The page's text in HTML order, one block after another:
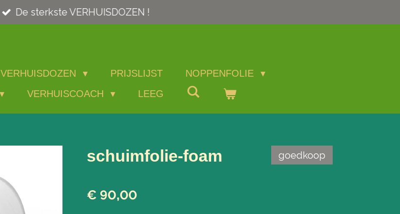
De sterkste VERHUISDOZEN !
VERHUISDOZEN PRIJSLIJST
NOPPENFOLIE
VERHUISCOACH LEEG
schuimfolie-foam goedkoop
€ 90,00